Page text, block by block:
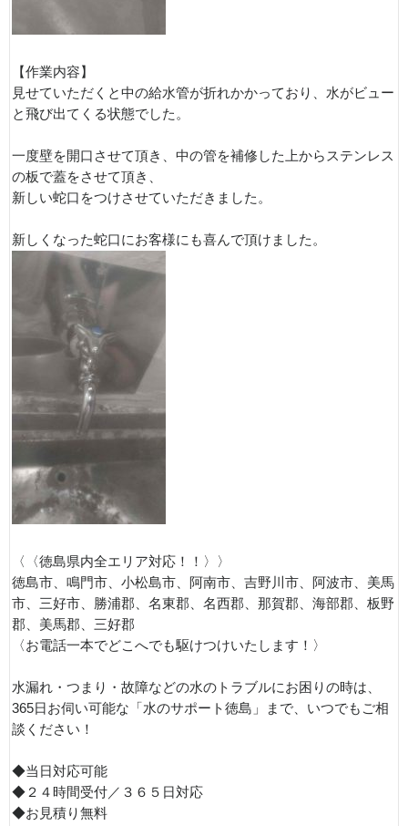
【作業内容】
見せていただくと中の給水管が折れかかっており、水がビュー
と飛び出てくる状態でした。
一度壁を開口させて頂き、中の管を補修した上からステンレス
の板で蓋をさせて頂き、
新しい蛇口をつけさせていただきました。
新しくなった蛇口にお客様にも喜んで頂けました。
〈〈徳島県内全エリア対応！！〉〉
徳島市、鳴門市、小松島市、阿南市、吉野川市、阿波市、美馬
市、三好市、勝浦郡、名東郡、名西郡、那賀郡、海部郡、板野
郡、美馬郡、三好郡
〈お電話一本でどこへでも駆けつけいたします！〉
水漏れ・つまり・故障などの水のトラブルにお困りの時は、
365日お伺い可能な「水のサポート徳島」まで、いつでもご相
談ください！
◆当日対応可能
◆２４時間受付／３６５日対応
◆お見積り無料